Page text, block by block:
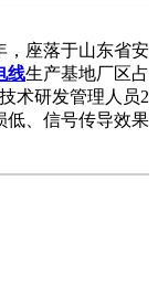
，座落于山东省安
线生产基地厂区占
术研发管理人员2
低、信号传导效果